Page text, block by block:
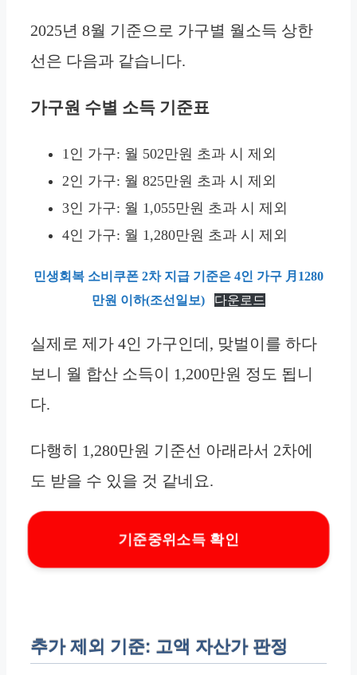
2025년 8월 기준으로 가구별 월소득 상한
선은 다음과 같습니다.
가구원 수별 소득 기준표
1인 가구: 월 502만원 초과 시 제외
2인 가구: 월 825만원 초과 시 제외
3인 가구: 월 1,055만원 초과 시 제외
4인 가구: 월 1,280만원 초과 시 제외
민생회복 소비쿠폰 2차 지급 기준은 4인 가구 月1280
만원 이하(조선일보)
다운로드
실제로 제가 4인 가구인데, 맞벌이를 하다
보니 월 합산 소득이 1,200만원 정도 됩니
다.
다행히 1,280만원 기준선 아래라서 2차에
도 받을 수 있을 것 같네요.
기준중위소득 확인
추가 제외 기준: 고액 자산가 판정